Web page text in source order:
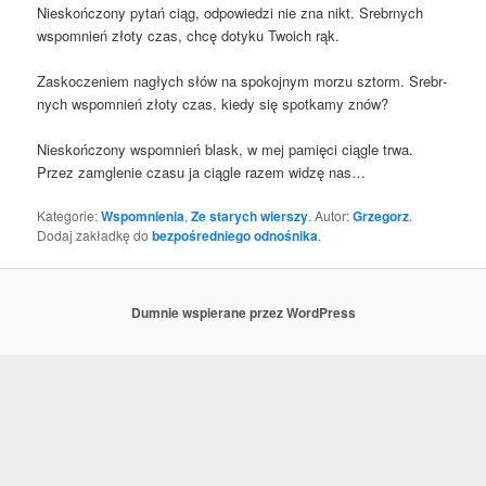
Nie­skoń­czo­ny pytań ciąg, odpo­wie­dzi nie zna nikt. Srebr­nych
wspo­mnień zło­ty czas, chcę doty­ku Two­ich rąk.
Zasko­cze­niem nagłych słów na spo­koj­nym morzu sztorm. Srebr­
nych wspo­mnień zło­ty czas, kie­dy się spo­tka­my znów?
Nie­skoń­czo­ny wspo­mnień blask, w mej pamię­ci cią­gle trwa.
Przez zamgle­nie cza­su ja cią­gle razem widzę nas…
Kategorie:Wspomnienia,Ze starych wierszy. Autor:Grzegorz.
Dodaj zakładkę dobezpośredniego odnośnika.
Dumnie wspierane przez WordPress